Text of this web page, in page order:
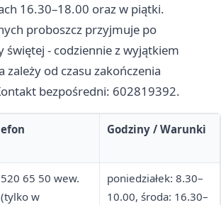
16.30–18.00 oraz w piątki.
proboszcz przyjmuje po
świętej - codziennie z wyjątkiem
zależy od czasu zakończenia
bezpośredni: 602819392.
Godziny / Warunki
65 50 wew.
w
poniedziałek: 8.30–
10.00, środa: 16.30–